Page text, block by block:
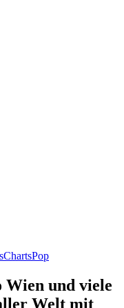
ChartsPop
Wien und viele
Welt mit